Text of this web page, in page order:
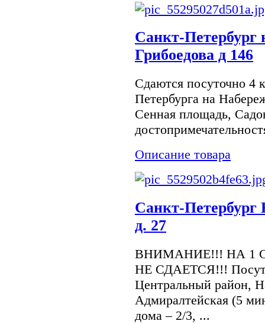
Санкт-Петербург
Грибоедова д 146
Сдаются посуточно 4
Петербурга на
Сенная площадь,
Описание товара
Санкт-
д. 27
ВНИМАНИЕ!!! НА 1
НЕ СДАЕТСЯ!!!
Центральный район,
Адмиралтейская (5
дома – 2/3, ...